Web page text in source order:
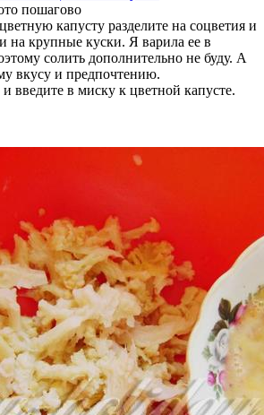
пошагово
капусту разделите на соцветия и
на крупные куски. Я варила ее в
солить дополнительно не буду. А
вкусу и предпочтению.
введите в миску к цветной капусте.